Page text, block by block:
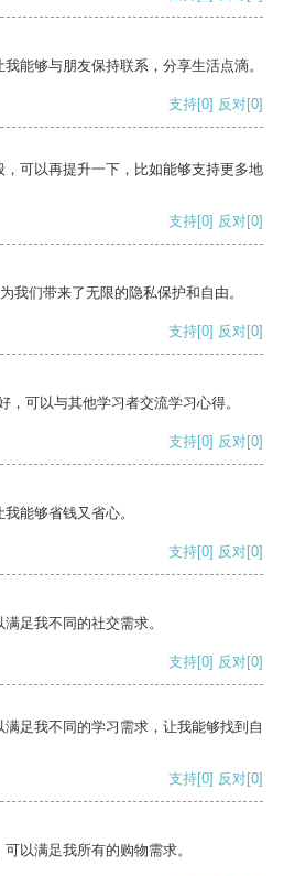
能够与朋友保持联系，分享生活点滴。
支持[0] 反对[0]
可以再提升一下，比如能够支持更多地
支持[0] 反对[0]
我们带来了无限的隐私保护和自由。
支持[0] 反对[0]
，可以与其他学习者交流学习心得。
支持[0] 反对[0]
能够省钱又省心。
支持[0] 反对[0]
足我不同的社交需求。
支持[0] 反对[0]
足我不同的学习需求，让我能够找到自
支持[0] 反对[0]
以满足我所有的购物需求。